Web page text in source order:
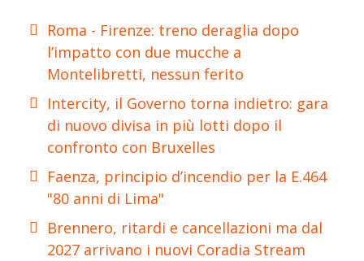
Roma - Firenze: treno deraglia dopo
l’impatto con due mucche a
Montelibretti, nessun ferito
Intercity, il Governo torna indietro: gara
di nuovo divisa in più lotti dopo il
confronto con Bruxelles
Faenza, principio d’incendio per la E.464
"80 anni di Lima"
Brennero, ritardi e cancellazioni ma dal
2027 arrivano i nuovi Coradia Stream